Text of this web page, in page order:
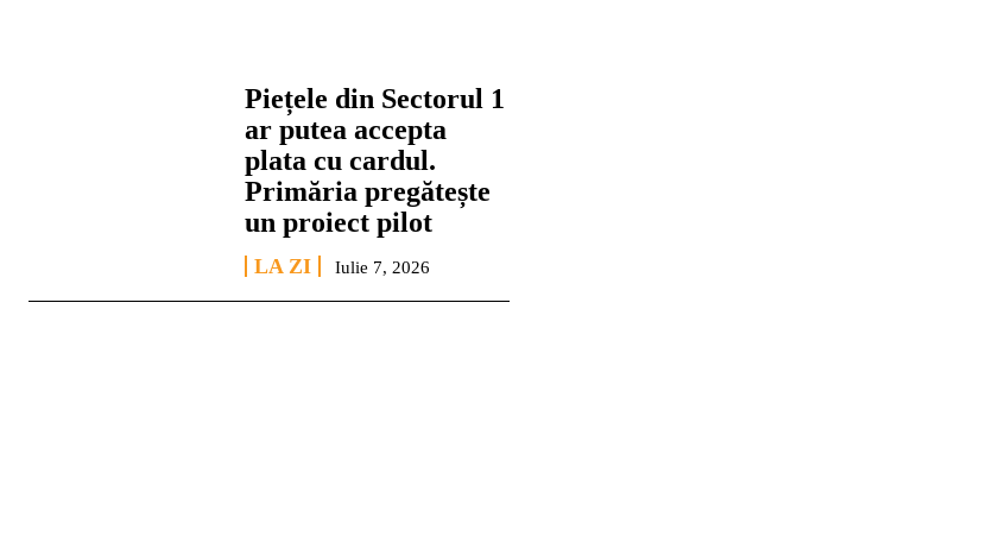
Piețele din Sectorul 1
ar putea accepta
plata cu cardul.
Primăria pregătește
un proiect pilot
LA ZI Iulie 7, 2026